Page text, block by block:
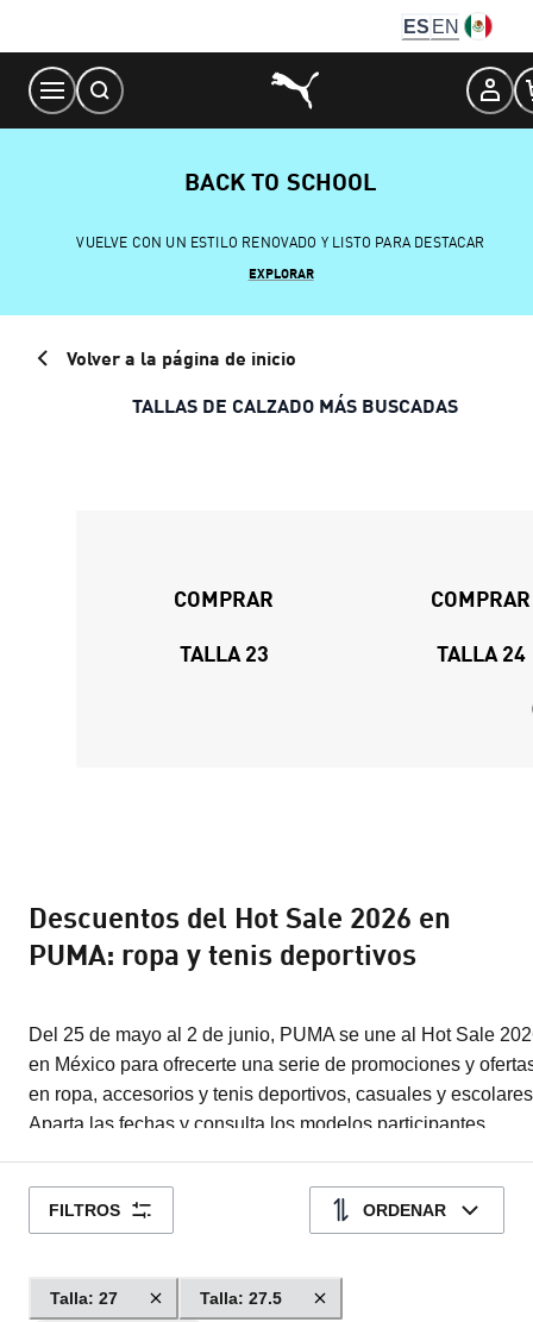
Content
ES EN
BACK TO SCHOOL
VUELVE CON UN ESTILO RENOVADO Y LISTO PARA DESTACAR
EXPLORAR
Volver a la página de inicio
TALLAS DE CALZADO MÁS BUSCADAS
COMPRAR
TALLA 23
COMPRAR
TALLA 24
Descuentos del Hot Sale 2026 en
PUMA: ropa y tenis deportivos
Del 25 de mayo al 2 de junio, PUMA se une al Hot Sale
en México para ofrecerte una serie de promociones y
en ropa, accesorios y tenis deportivos, casuales y
Aparta las fechas y consulta los modelos participantes,
regresarán cuando se agoten. Es tu última oportunidad.
Tampoco te pierdas de la colección completa de tenis para
tu rutina.
FILTROS ORDENAR
Talla: 27 Talla: 27.5